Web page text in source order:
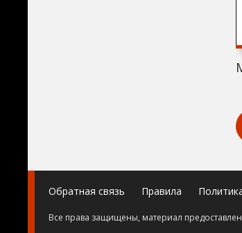
Обратная связь Правила
Все права защищены, материал